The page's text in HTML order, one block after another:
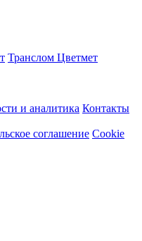
Транслом Цветмет
и аналитика Контакты
соглашение Cookie